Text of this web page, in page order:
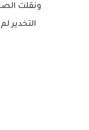
ونقلت
التخدير